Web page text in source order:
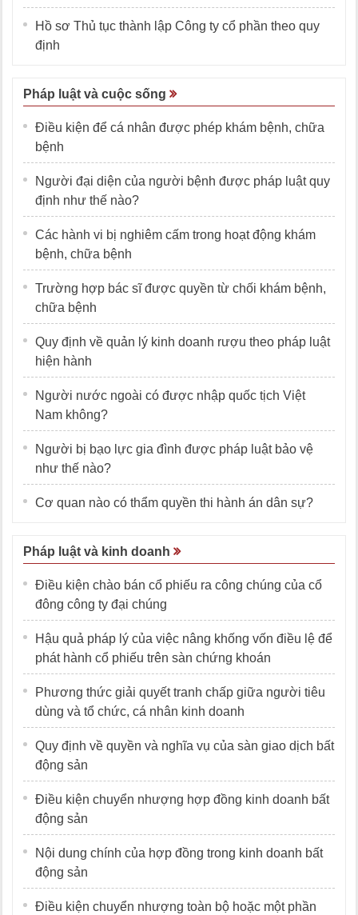
Hồ sơ Thủ tục thành lập Công ty cổ phần theo quy
định
Pháp luật và cuộc sống
Điều kiện để cá nhân được phép khám bệnh, chữa
bệnh
Người đại diện của người bệnh được pháp luật quy
định như thế nào?
Các hành vi bị nghiêm cấm trong hoạt động khám
bệnh, chữa bệnh
Trường hợp bác sĩ được quyền từ chối khám bệnh,
chữa bệnh
Quy định về quản lý kinh doanh rượu theo pháp luật
hiện hành
Người nước ngoài có được nhập quốc tịch Việt
Nam không?
Người bị bạo lực gia đình được pháp luật bảo vệ
như thế nào?
Cơ quan nào có thẩm quyền thi hành án dân sự?
Pháp luật và kinh doanh
Điều kiện chào bán cổ phiếu ra công chúng của cổ
đông công ty đại chúng
Hậu quả pháp lý của việc nâng khống vốn điều lệ để
phát hành cổ phiếu trên sàn chứng khoán
Phương thức giải quyết tranh chấp giữa người tiêu
dùng và tổ chức, cá nhân kinh doanh
Quy định về quyền và nghĩa vụ của sàn giao dịch bất
động sản
Điều kiện chuyển nhượng hợp đồng kinh doanh bất
động sản
Nội dung chính của hợp đồng trong kinh doanh bất
động sản
Điều kiện chuyển nhượng toàn bộ hoặc một phần